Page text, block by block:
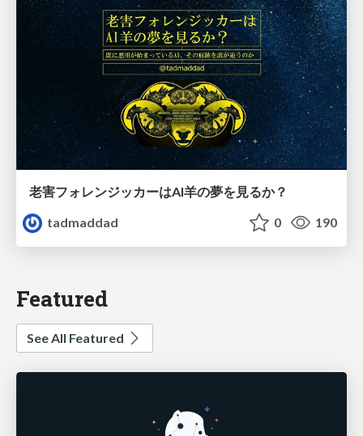
老害フォレンジッカーはAI羊の夢を見るか？
tadmaddad
0 190
Featured
See All Featured